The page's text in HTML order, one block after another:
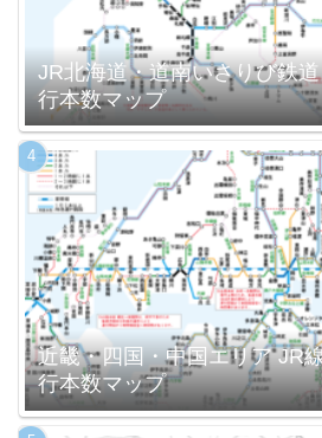
JR北海道・道南いさりび鉄
行本数マップ
近畿・四国・中国エリア JR
行本数マップ